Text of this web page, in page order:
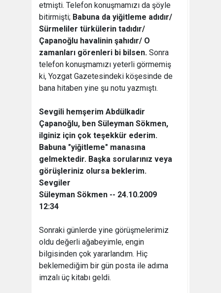
etmişti. Telefon konuşmamızı da şöyle
bitirmişti; Babuna da yiğitleme adıdır/
Sürmeliler türkülerin tadıdır/
Çapanoğlu havalinin şahıdır/ O
zamanları görenleri bi bilsen. Sonra
telefon konuşmamızı yeterli görmemiş
ki, Yozgat Gazetesindeki köşesinde de
bana hitaben yine şu notu yazmıştı.
Sevgili hemşerim Abdülkadir
Çapanoğlu, ben Süleyman Sökmen,
ilginiz için çok teşekkür ederim.
Babuna "yiğitleme" manasına
gelmektedir. Başka sorularınız veya
görüşleriniz olursa beklerim.
Sevgiler
Süleyman Sökmen -- 24.10.2009
12:34
Sonraki günlerde yine görüşmelerimiz
oldu değerli ağabeyimle, engin
bilgisinden çok yararlandım. Hiç
beklemediğim bir gün posta ile adıma
imzalı üç kitabı geldi.